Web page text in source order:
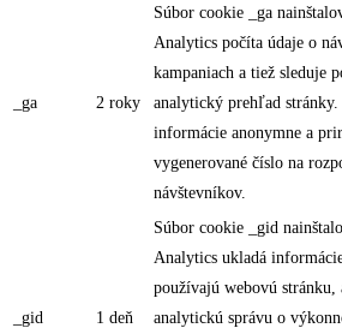
_ga 2 roky
Súbor cookie _ga
Analytics počíta údaje o
kampaniach a tiež sleduje
analytický prehľad
informácie anonymne a
vygenerované číslo na
návštevníkov.
_gid 1 deň
Súbor cookie _gid
Analytics ukladá
používajú webovú stránku,
analytickú správu o